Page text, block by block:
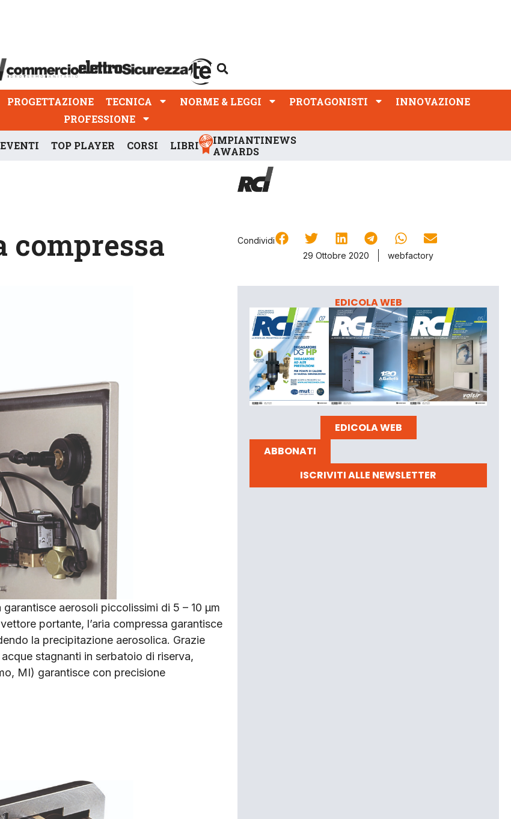
PROGETTAZIONE TECNICA NORME & LEGGI PROTAGONISTI
INNOVAZIONE
PROFESSIONE
EVENTI TOP PLAYER CORSI LIBRI
IMPIANTINEWS
AWARDS
compressa
Condividi
29 Ottobre 2020
webfactory
aerosoli piccolissimi di 5 – 10 μm
portante, l’aria compressa garantisce
la precipitazione aerosolica. Grazie
stagnanti in serbatoio di riserva,
MI) garantisce con precisione
EDICOLA WEB
EDICOLA WEB
ABBONATI
ISCRIVITI ALLE NEWSLETTER